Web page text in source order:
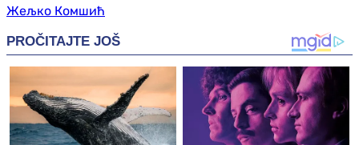
Жељко Комшић